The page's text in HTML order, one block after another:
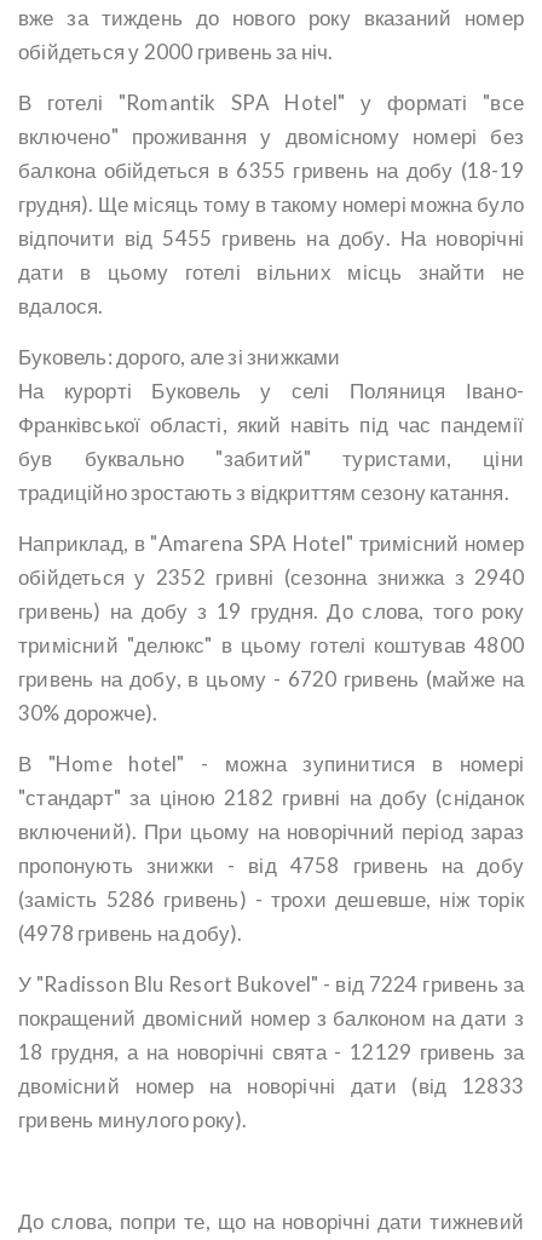
вже за тиждень до нового року вказаний номер
обійдеться у 2000 гривень за ніч.
В готелі "Romantik SPA Hotel" у форматі "все
включено" проживання у двомісному номері без
балкона обійдеться в 6355 гривень на добу (18-19
грудня). Ще місяць тому в такому номері можна було
відпочити від 5455 гривень на добу. На новорічні
дати в цьому готелі вільних місць знайти не
вдалося.
Буковель: дорого, але зі знижками
На курорті Буковель у селі Поляниця Івано-
Франківської області, який навіть під час пандемії
був буквально "забитий" туристами, ціни
традиційно зростають з відкриттям сезону катання.
Наприклад, в "Amarena SPA Hotel" тримісний номер
обійдеться у 2352 гривні (сезонна знижка з 2940
гривень) на добу з 19 грудня. До слова, того року
тримісний "делюкс" в цьому готелі коштував 4800
гривень на добу, в цьому - 6720 гривень (майже на
30% дорожче).
В "Home hotel" - можна зупинитися в номері
"стандарт" за ціною 2182 гривні на добу (сніданок
включений). При цьому на новорічний період зараз
пропонують знижки - від 4758 гривень на добу
(замість 5286 гривень) - трохи дешевше, ніж торік
(4978 гривень на добу).
У "Radisson Blu Resort Bukovel" - від 7224 гривень за
покращений двомісний номер з балконом на дати з
18 грудня, а на новорічні свята - 12129 гривень за
двомісний номер на новорічні дати (від 12833
гривень минулого року).
До слова, попри те, що на новорічні дати тижневий